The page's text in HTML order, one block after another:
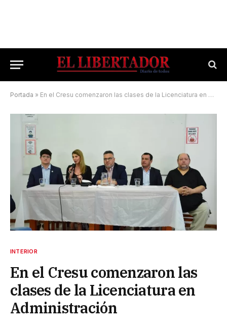
Portada » En el Cresu comenzaron las clases de la Licenciatura en Administración
INTERIOR
En el Cresu comenzaron las
clases de la Licenciatura en
Administración